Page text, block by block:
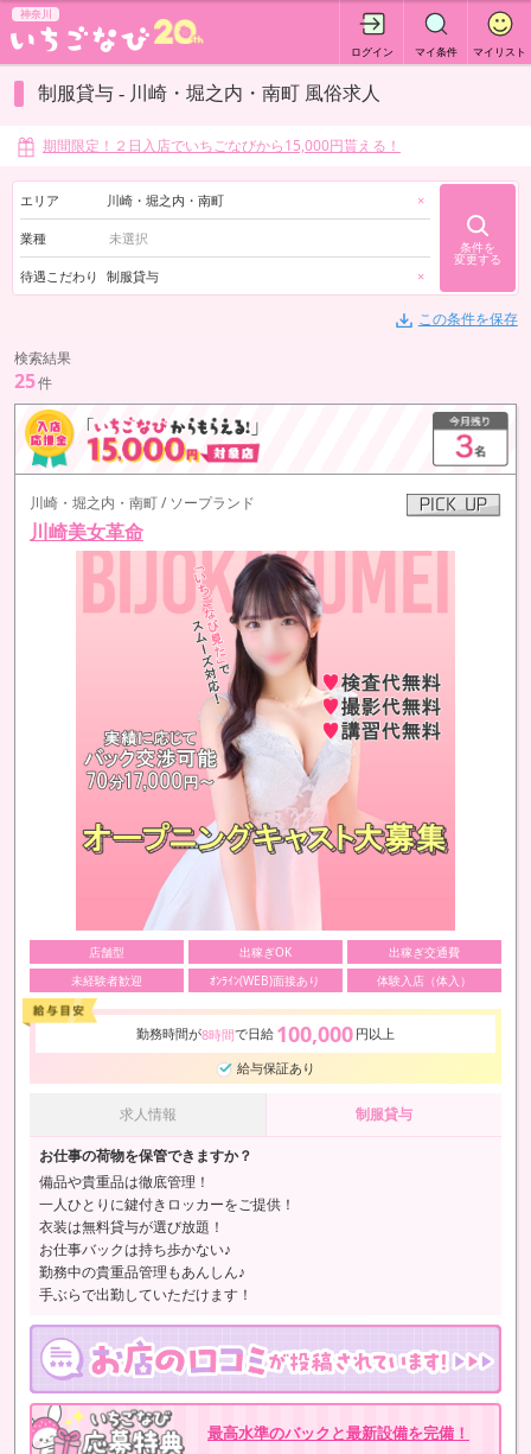
神奈川
ログイン マイ条件 マイリスト
制服貸与 - 川崎・堀之内・南町 風俗求人
期間限定！２日入店でいちごなびから15,000円貰える！
エリア 川崎・堀之内・南町 ×
業種
待遇こだわり 制服貸与 ×
条件を
変更する
この条件を保存
検索結果
25件
川崎・堀之内・南町 / ソープランド
川崎美女革命
店舗型 出稼ぎOK
出稼ぎ交通費
未経験者歓迎
ｵﾝﾗｲﾝ(WEB)面接あり 体験入店（体入）
勤務時間が8時間で日給 100,000 円以上
給与保証あり
求人情報 制服貸与
お仕事の荷物を保管できますか？
備品や貴重品は徹底管理！
一人ひとりに鍵付きロッカーをご提供！
衣装は無料貸与が選び放題！
お仕事バックは持ち歩かない♪
勤務中の貴重品管理もあんしん♪
手ぶらで出勤していただけます！
最高水準のバックと最新設備を完備！